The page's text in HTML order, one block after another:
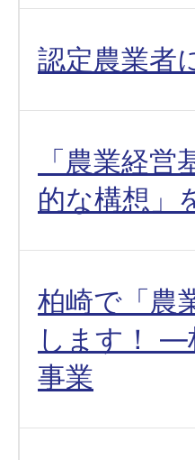
認定農業者
「農業経
的な構想」
柏崎で「農
します！ ―
事業